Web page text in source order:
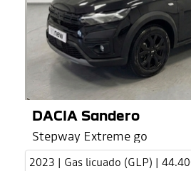
DACIA Sandero
Stepway Extreme go
2023 | Gas licuado (GLP) |